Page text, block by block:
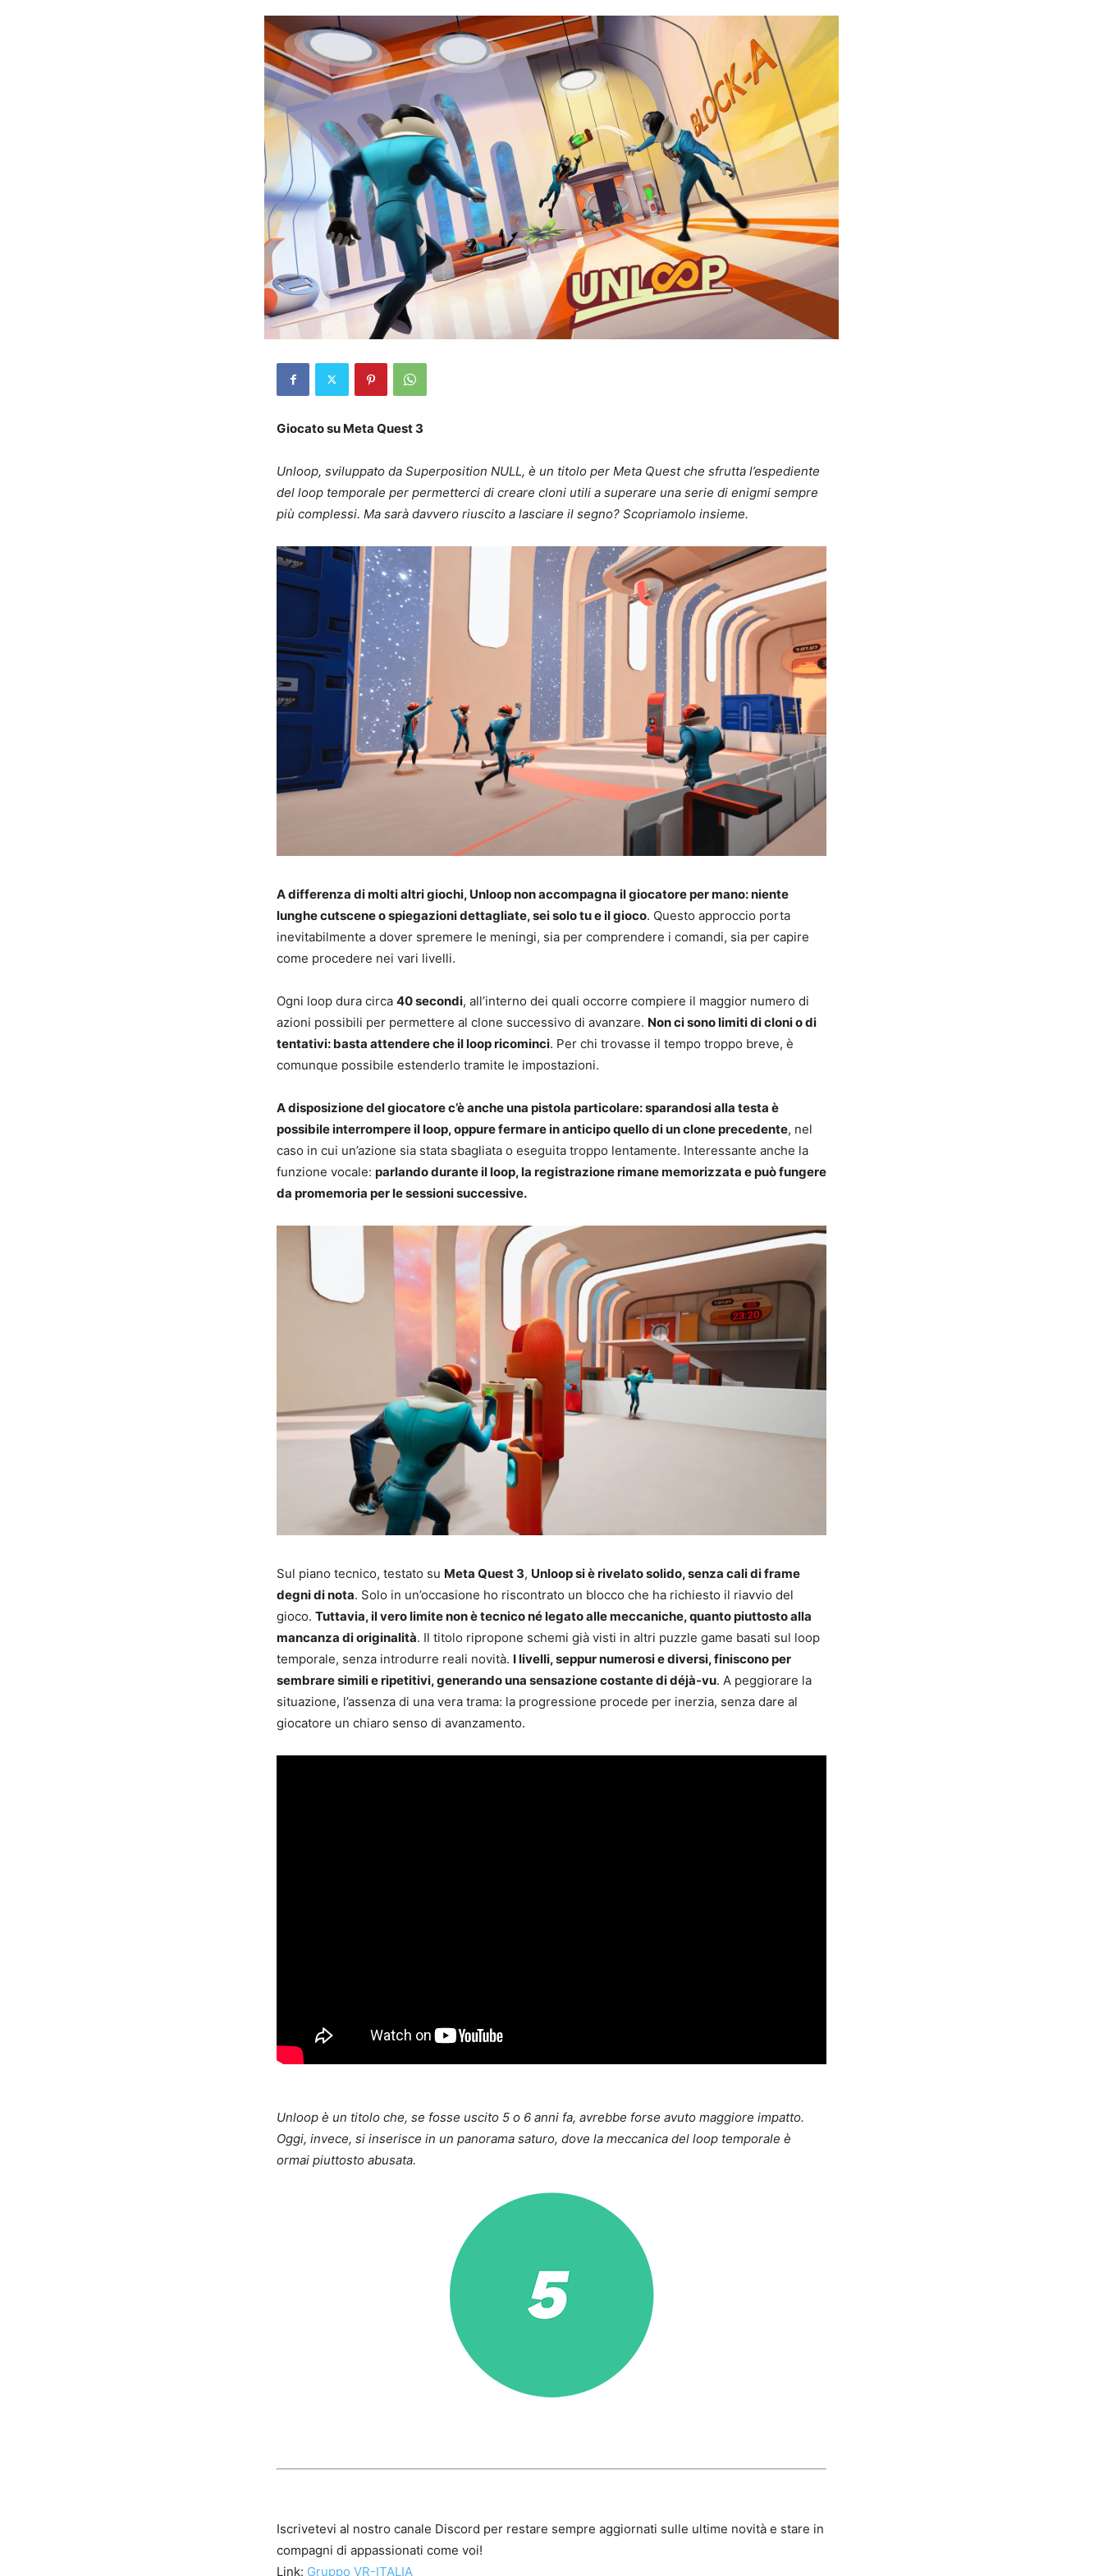
Giocato su Meta Quest 3
Unloop, sviluppato da Superposition NULL, è un titolo per Meta Quest che sfrutta l’espediente
del loop temporale per permetterci di creare cloni utili a superare una serie di enigmi sempre
più complessi. Ma sarà davvero riuscito a lasciare il segno? Scopriamolo insieme.
A differenza di molti altri giochi, Unloop non accompagna il giocatore per mano: niente
lunghe cutscene o spiegazioni dettagliate, sei solo tu e il gioco. Questo approccio porta
inevitabilmente a dover spremere le meningi, sia per comprendere i comandi, sia per capire
come procedere nei vari livelli.
Ogni loop dura circa 40 secondi, all’interno dei quali occorre compiere il maggior numero di
azioni possibili per permettere al clone successivo di avanzare. Non ci sono limiti di cloni o di
tentativi: basta attendere che il loop ricominci. Per chi trovasse il tempo troppo breve, è
comunque possibile estenderlo tramite le impostazioni.
A disposizione del giocatore c’è anche una pistola particolare: sparandosi alla testa è
possibile interrompere il loop, oppure fermare in anticipo quello di un clone precedente, nel
caso in cui un’azione sia stata sbagliata o eseguita troppo lentamente. Interessante anche la
funzione vocale: parlando durante il loop, la registrazione rimane memorizzata e può fungere
da promemoria per le sessioni successive.
Sul piano tecnico, testato su Meta Quest 3, Unloop si è rivelato solido, senza cali di frame
degni di nota. Solo in un’occasione ho riscontrato un blocco che ha richiesto il riavvio del
gioco. Tuttavia, il vero limite non è tecnico né legato alle meccaniche, quanto piuttosto alla
mancanza di originalità. Il titolo ripropone schemi già visti in altri puzzle game basati sul loop
temporale, senza introdurre reali novità. I livelli, seppur numerosi e diversi, finiscono per
sembrare simili e ripetitivi, generando una sensazione costante di déjà-vu. A peggiorare la
situazione, l’assenza di una vera trama: la progressione procede per inerzia, senza dare al
giocatore un chiaro senso di avanzamento.
Unloop è un titolo che, se fosse uscito 5 o 6 anni fa, avrebbe forse avuto maggiore impatto.
Oggi, invece, si inserisce in un panorama saturo, dove la meccanica del loop temporale è
ormai piuttosto abusata.
Iscrivetevi al nostro canale Discord per restare sempre aggiornati sulle ultime novità e stare in
compagni di appassionati come voi!
Link: Gruppo VR-ITALIA